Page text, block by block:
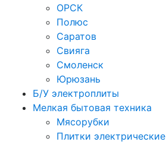
ОРСК
Полюс
Саратов
Свияга
Смоленск
Юрюзань
Б/У электроплиты
Мелкая бытовая техника
Мясорубки
Плитки электрические